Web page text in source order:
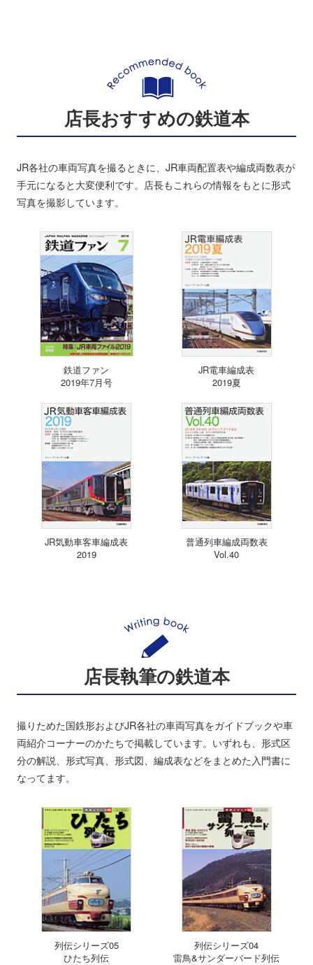
店長おすすめの鉄道本
JR各社の車両写真を撮るときに、JR車両配置表や編成両数表が
手元になると大変便利です。店長もこれらの情報をもとに形式
写真を撮影しています。
鉄道ファン
2019年7月号
JR電車編成表
2019夏
JR気動車客車編成表
2019
普通列車編成両数表
Vol.40
店長執筆の鉄道本
撮りためた国鉄形およびJR各社の車両写真をガイドブックや車
両紹介コーナーのかたちで掲載しています。いずれも、形式区
分の解説、形式写真、形式図、編成表などをまとめた入門書に
なってます。
列伝シリーズ05
ひたち列伝
列伝シリーズ04
雷鳥&サンダーバード列伝